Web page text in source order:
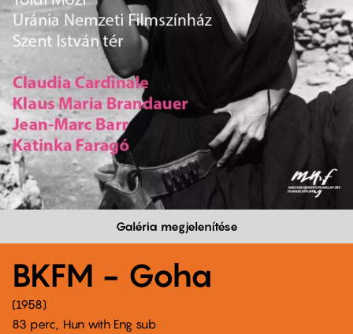
Galéria megjelenítése
BKFM - Goha
1958
83 perc,
Hun with Eng sub